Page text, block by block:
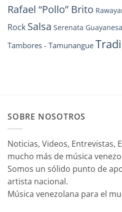
Rafael “Pollo” Brito
Rock Salsa Serenata Guayanesa
Tambores - Tamunangue
SOBRE NOSOTROS
Noticias, Videos, Entrevistas,
mucho más de música
Somos un sólido punto de
artista nacional.
Música venezolana para el